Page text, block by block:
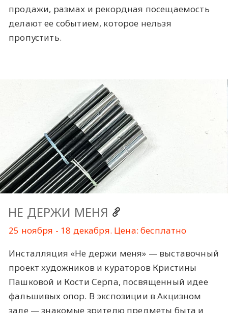
продажи, размах и рекордная посещаемость
делают ее событием, которое нельзя
пропустить.
НЕ ДЕРЖИ МЕНЯ
25 ноября - 18 декабря. Цена: бесплатно
Инсталляция «Не держи меня» — выставочный
проект художников и кураторов Кристины
Пашковой и Кости Серпа, посвященный идее
фальшивых опор. В экспозиции в Акцизном
зале — знакомые зрителю предметы быта и